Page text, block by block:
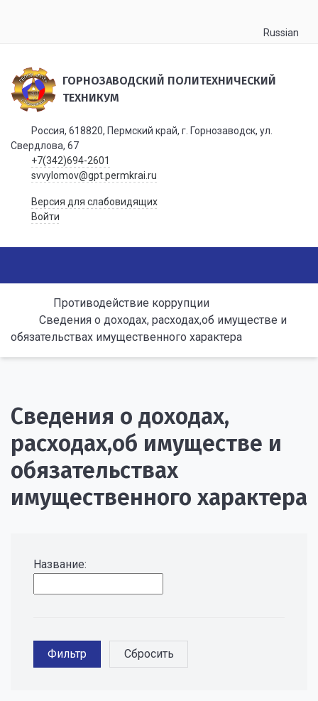
Russian
ГОРНОЗАВОДСКИЙ ПОЛИТЕХНИЧЕСКИЙ
ТЕХНИКУМ
Россия, 618820, Пермский край, г. Горнозаводск, ул.
Свердлова, 67
+7(342)694-2601
svvylomov@gpt.permkrai.ru
Версия для слабовидящих
Войти
Противодействие коррупции
Сведения о доходах, расходах,об имуществе и
обязательствах имущественного характера
Сведения о доходах,
расходах,об имуществе и
обязательствах
имущественного характера
Название: